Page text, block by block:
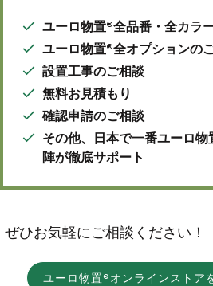
ユーロ物置®全品番・全カラ
ユーロ物置®全オプションの
設置工事のご相談
無料お見積もり
確認申請のご相談
その他、日本で一番ユーロ
陣が徹底サポート
ぜひお気軽にご相談ください！
ユーロ物置®オンラインストア